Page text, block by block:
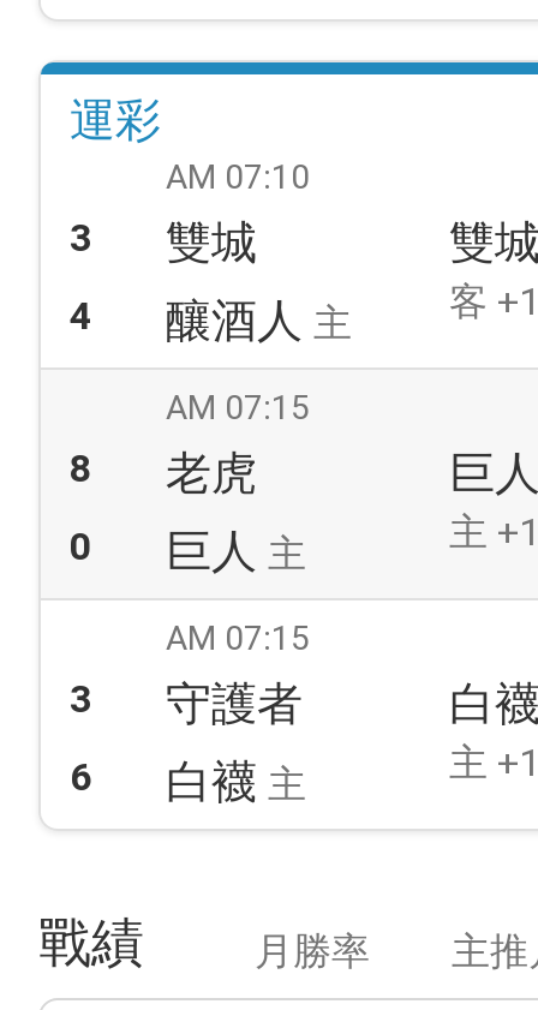
運彩
AM 07:10
3 雙城
4 釀酒人 主
雙
客
AM 07:15
8 老虎
0 巨人 主
巨
主
AM 07:15
3 守護者
6 白襪 主
白
主
戰績 月勝率 主